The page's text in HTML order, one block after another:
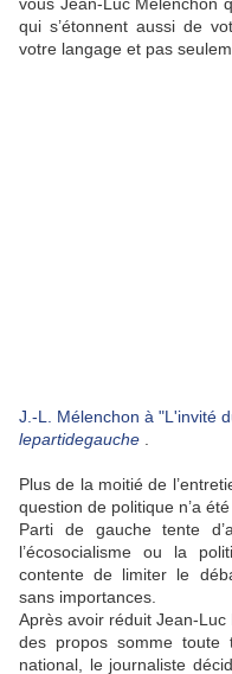
qui s’étonnent aussi de
votre langage et pas
J.-L. Mélenchon à "L'invité
lepartidegauche
Plus de la moitié de
question de politique n’a
Parti de gauche tente
l’écosocialisme ou la
contente de limiter le
sans importances.
Après avoir réduit Jean-
des propos somme toute
national, le journaliste